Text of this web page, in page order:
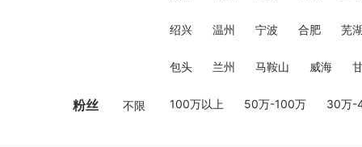
绍兴 温州 宁波 合肥 芜
包头 兰州 马鞍山 威海
粉丝 不限 100万以上 50万-100万 30万-